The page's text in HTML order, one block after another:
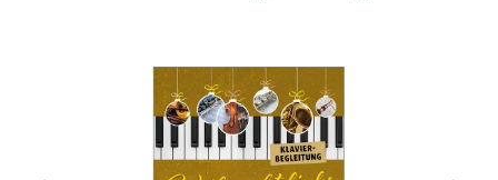
Bildergalerie überspringen